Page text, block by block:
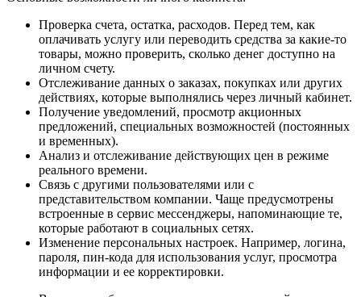
Проверка счета, остатка, расходов. Перед тем, как
оплачивать услугу или переводить средства за какие-то
товары, можно проверить, сколько денег доступно на
личном счету.
Отслеживание данных о заказах, покупках или других
действиях, которые выполнялись через личный кабинет.
Получение уведомлений, просмотр акционных
предложений, специальных возможностей (постоянных
и временных).
Анализ и отслеживание действующих цен в режиме
реального времени.
Связь с другими пользователями или с
представительством компании. Чаще предусмотрены
встроенные в сервис мессенджеры, напоминающие те,
которые работают в социальных сетях.
Изменение персональных настроек. Например, логина,
пароля, пин-кода для использования услуг, просмотра
информации и ее корректировки.